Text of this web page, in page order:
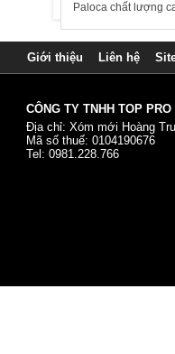
Paloca chất lượng
Giới thiệu Liên hệ
CÔNG TY TNHH TOP PRO
Địa chỉ: Xóm mới Hoàng
Mã số thuế: 0104190676
Tel: 0981.228.766